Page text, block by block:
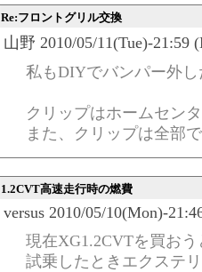
Re:フロントグリル交換
山野 2010/05/11(Tue)-21:59
私もDIYでバンパー外
クリップはホームセン
また、クリップは全部
1.2CVT高速走行時の燃費
versus 2010/05/10(Mon)-
現在XG1.2CVTを買お
試乗したときエクステ